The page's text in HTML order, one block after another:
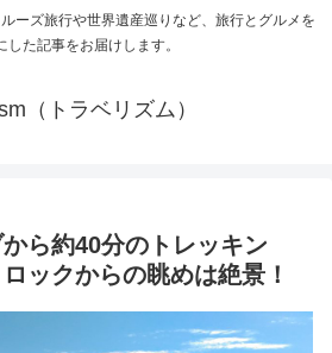
ーズ旅行や世界遺産巡りなど、旅行とグルメを
した記事をお届けします。
（トラベリズム）
ら約40分のトレッキン
ックからの眺めは絶景！